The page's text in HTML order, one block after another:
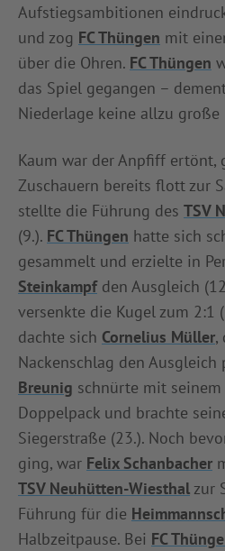
DER VERBAND
INFOTHEK
Aufstiegsambitionen
und zog FC Thüngen mit
über die Ohren. FC Thüngen
das Spiel gegangen –
Niederlage keine allzu große
Kaum war der Anpfiff ertönt,
Zuschauern bereits flott zur
stellte die Führung des TSV
(9.). FC Thüngen hatte sich
gesammelt und erzielte in
Steinkampfden Ausgleich
versenkte die Kugel zum 2:1
dachte sich Cornelius Müller,
Nackenschlag den Ausgleich
Breunig schnürte mit
Doppelpack und brachte
Siegerstraße (23.). Noch
ging, war Felix Schanbacher
TSV Neuhütten-Wiesthal zur
Führung für die
Halbzeitpause. Bei FC